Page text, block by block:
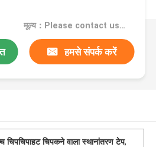
मूल्य：Please contact us for quotation
हमसे संपर्क करें
चिपचिपाहट चिपकने वाला स्थानांतरण टेप,